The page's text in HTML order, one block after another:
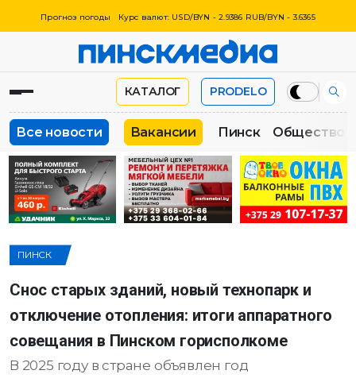
Прогноз погоды Курс валют: USD/BYN - 2.9386 RUB/BYN - 3.6365
КАТАЛОГ PRODELO
Все новости Вакансии Пинск Общество
ПИНСК
Снос старых зданий, новый технопарк и
отключение отопления: итоги аппаратного
совещания в Пинском горисполкоме
В 2025 году в стране объявлен год